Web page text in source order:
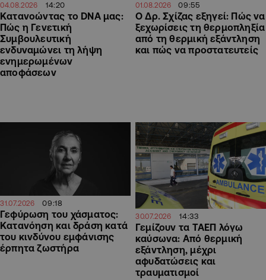
04.08.2026 14:20
Κατανοώντας το DNA μας:
Πώς η Γενετική
Συμβουλευτική
ενδυναμώνει τη λήψη
ενημερωμένων
αποφάσεων
01.08.2026 09:55
Ο Δρ. Σχίζας εξηγεί: Πώς να
ξεχωρίσεις τη θερμοπληξία
από τη θερμική εξάντληση
και πώς να προστατευτείς
31.07.2026 09:18
Γεφύρωση του χάσματος:
Κατανόηση και δράση κατά
του κινδύνου εμφάνισης
έρπητα ζωστήρα
30.07.2026 14:33
Γεμίζουν τα ΤΑΕΠ λόγω
καύσωνα: Από θερμική
εξάντληση, μέχρι
αφυδατώσεις και
τραυματισμοί